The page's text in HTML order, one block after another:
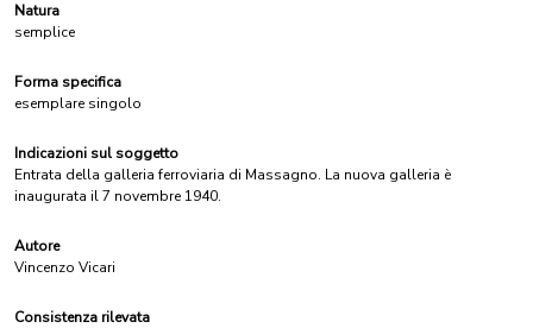
Natura
semplice
Forma specifica
esemplare singolo
Indicazioni sul soggetto
Entrata della galleria ferroviaria di Massagno. La nuova galleria è
inaugurata il 7 novembre 1940.
Autore
Vincenzo Vicari
Consistenza rilevata